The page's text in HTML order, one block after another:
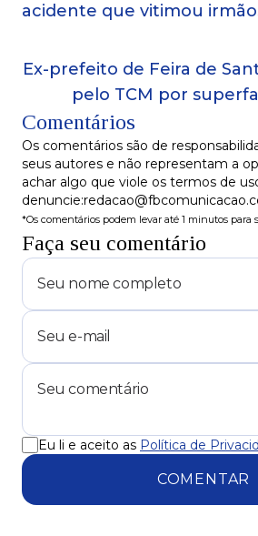
acidente que vitimou
Ex-prefeito de Feira de
pelo TCM por
Comentários
Os comentários são de
seus autores e não representam a
achar algo que viole os termos de
*Os comentários podem levar até 1 minutos para
Faça seu comentário
Eu li e aceito as Política de
COMENTAR